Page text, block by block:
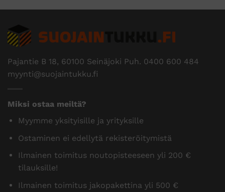
Pajantie B 18, 60100 Seinäjoki Puh. 0400 600 484
myynti@suojaintukku.fi
Miksi ostaa meiltä?
Myymme yksityisille ja yrityksille
Ostaminen ei edellytä rekisteröitymistä
Ilmainen toimitus noutopisteeseen yli 200 €
tilauksille!
Ilmainen toimitus jakopakettina yli 500 €